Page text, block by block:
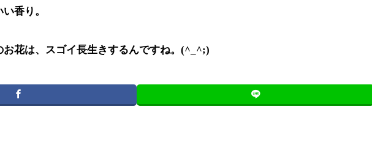
香り。
お花は、スゴイ長生きするんですね。(^_^;)